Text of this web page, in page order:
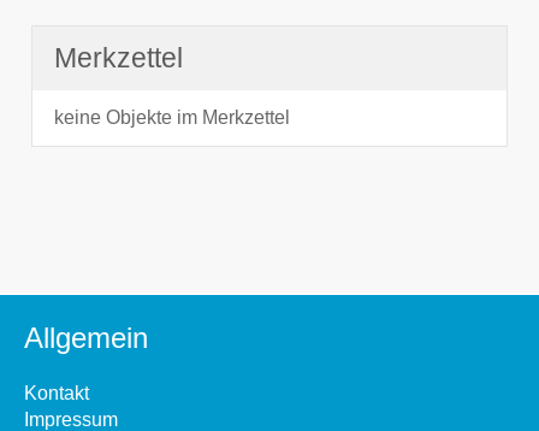
Merkzettel
keine Objekte im Merkzettel
Allgemein
Kontakt
Impressum